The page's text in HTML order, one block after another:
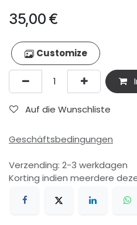
35,00 €
Customize
Auf die Wunschliste
Geschäftsbedingungen
Verzending: 2-3 werkdagen
Korting indien meerdere